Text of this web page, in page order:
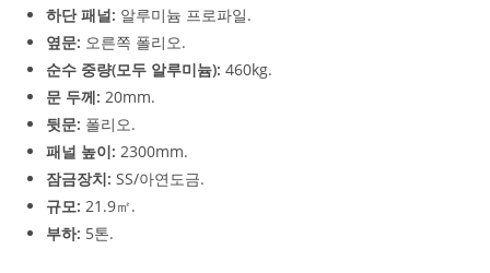
하단 패널: 알루미늄 프로파일.
옆문: 오른쪽 폴리오.
순수 중량(모두 알루미늄): 460kg.
문 두께: 20mm.
뒷문: 폴리오.
패널 높이: 2300mm.
잠금장치: SS/아연도금.
규모: 21.9㎡.
부하: 5톤.